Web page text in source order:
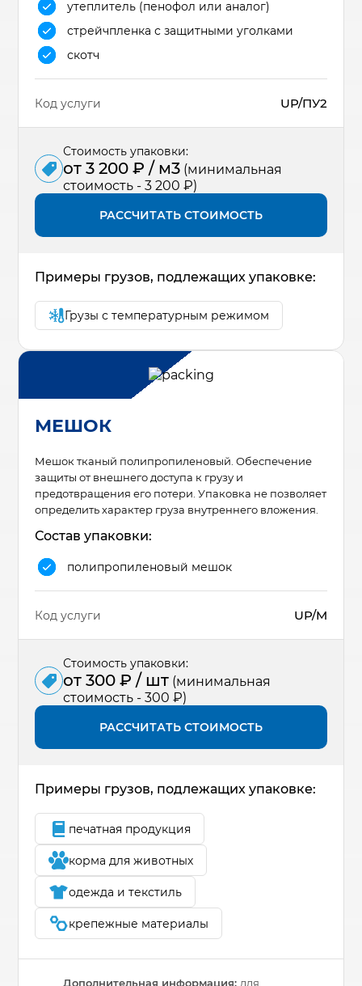
утеплитель (пенофол или аналог)
стрейчпленка с защитными уголками
скотч
Код услуги UP/ПУ2
Стоимость упаковки:
от 3 200 ₽ / м3 (минимальная
стоимость - 3 200 ₽)
РАССЧИТАТЬ СТОИМОСТЬ
Примеры грузов, подлежащих упаковке:
Грузы с температурным режимом
МЕШОК
Мешок тканый полипропиленовый. Обеспечение
защиты от внешнего доступа к грузу и
предотвращения его потери. Упаковка не позволяет
определить характер груза внутреннего вложения.
Состав упаковки:
полипропиленовый мешок
Код услуги UP/M
Стоимость упаковки:
от 300 ₽ / шт (минимальная
стоимость - 300 ₽)
РАССЧИТАТЬ СТОИМОСТЬ
Примеры грузов, подлежащих упаковке:
печатная продукция
корма для животных
одежда и текстиль
крепежные материалы
Дополнительная информация: для